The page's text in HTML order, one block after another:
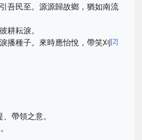
引吾民至。源源歸故鄉，猶如南流
耕耘淚。
播種子。來時應怡悅，帶笑刈 [2]
、帶領之意。